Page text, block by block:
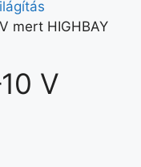
mert HIGHBAY
V